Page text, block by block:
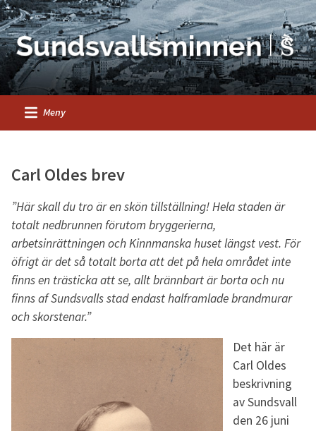
Meny
Carl Oldes brev
”Här skall du tro är en skön tillställning! Hela staden är
totalt nedbrunnen förutom bryggerierna,
arbetsinrättningen och Kinnmanska huset längst vest. För
öfrigt är det så totalt borta att det på hela området inte
finns en trästicka att se, allt brännbart är borta och nu
finns af Sundsvalls stad endast halframlade brandmurar
och skorstenar.”
Det här är
Carl Oldes
beskrivning
av Sundsvall
den 26 juni